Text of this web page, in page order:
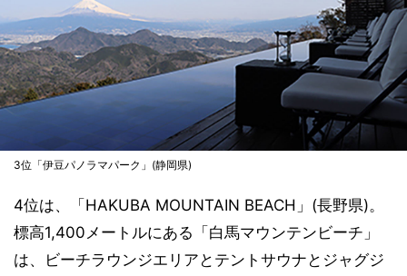
3位「伊豆パノラマパーク」(静岡県)
4位は、「HAKUBA MOUNTAIN BEACH」(長野県)。
標高1,400メートルにある「白馬マウンテンビーチ」
は、ビーチラウンジエリアとテントサウナとジャグジ